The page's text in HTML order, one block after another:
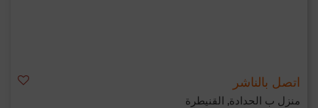
اتصل بالناشر
منزل ب الحدادة, القنيطرة